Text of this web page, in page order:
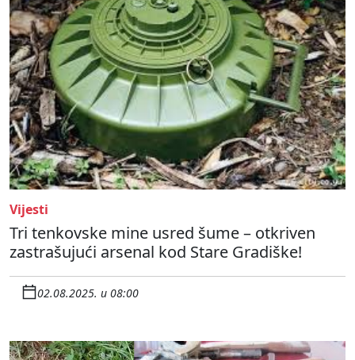
Vijesti
Tri tenkovske mine usred šume – otkriven
zastrašujući arsenal kod Stare Gradiške!
02.08.2025. u 08:00